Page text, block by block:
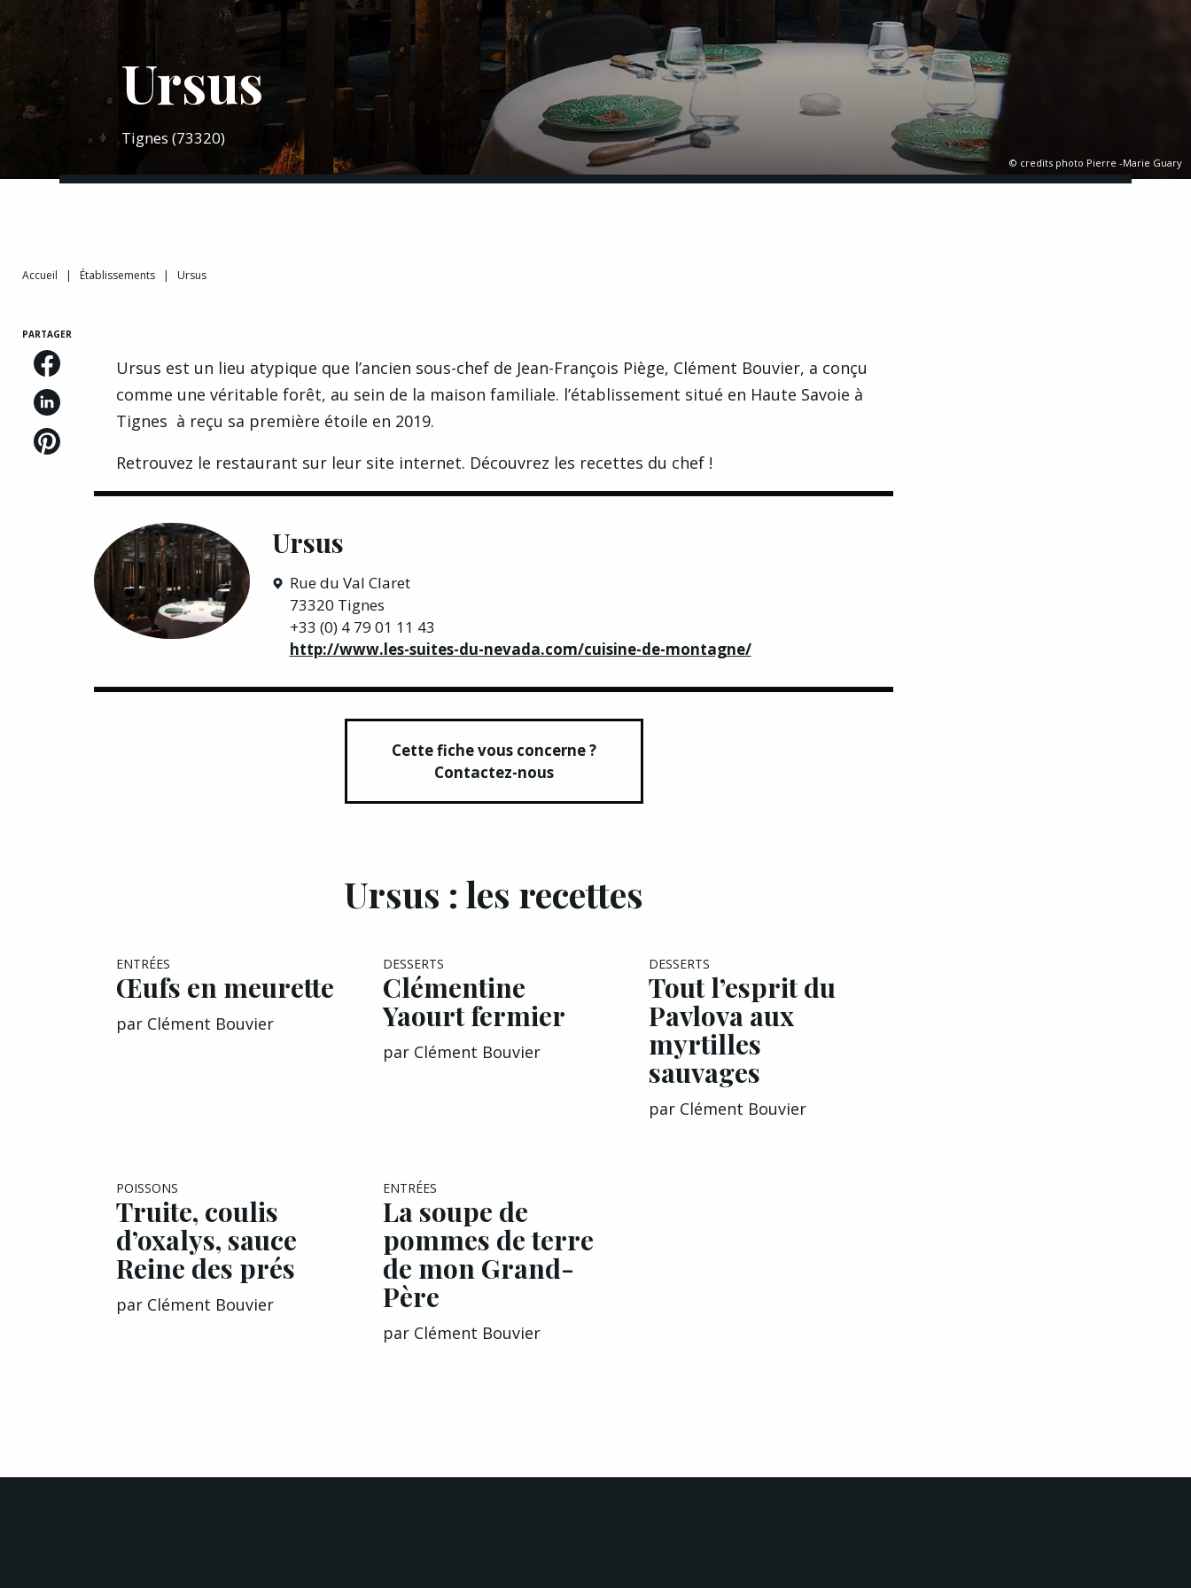
© credits photo Pierre -Marie Guary
Ursus
Tignes (73320)
Accueil | Établissements | Ursus
PARTAGER
Ursus est un lieu atypique que l’ancien sous-chef de Jean-François Piège, Clément Bouvier, a conçu
comme une véritable forêt, au sein de la maison familiale. l’établissement situé en Haute Savoie à
Tignes à reçu sa première étoile en 2019.
Retrouvez le restaurant sur leur site internet. Découvrez les recettes du chef !
Ursus
Rue du Val Claret
73320 Tignes
+33 (0) 4 79 01 11 43
http://www.les-suites-du-nevada.com/cuisine-de-montagne/
Cette fiche vous concerne ?
Contactez-nous
Ursus : les recettes
ENTRÉES
Œufs en meurette
par Clément Bouvier
DESSERTS
Clémentine
Yaourt fermier
par Clément Bouvier
DESSERTS
Tout l’esprit du
Pavlova aux
myrtilles
sauvages
par Clément Bouvier
POISSONS
Truite, coulis
d’oxalys, sauce
Reine des prés
par Clément Bouvier
ENTRÉES
La soupe de
pommes de terre
de mon Grand-
Père
par Clément Bouvier